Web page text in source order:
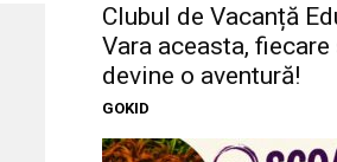
Clubul de Vacanță
Vara aceasta,
devine o aventură!
GOKID